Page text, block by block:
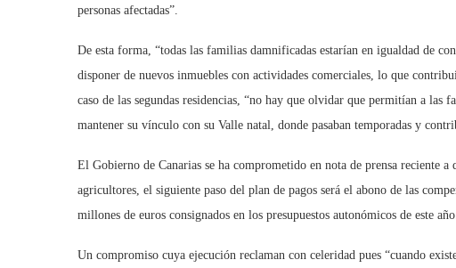
personas afectadas”.
De esta forma, “todas las familias damnificadas estarían en igualdad de
disponer de nuevos inmuebles con actividades comerciales, lo que
caso de las segundas residencias, “no hay que olvidar que permitían a
mantener su vínculo con su Valle natal, donde pasaban temporadas y
El Gobierno de Canarias se ha comprometido en nota de prensa reciente a
agricultores, el siguiente paso del plan de pagos será el abono de las
millones de euros consignados en los presupuestos autonómicos de este año.
Un compromiso cuya ejecución reclaman con celeridad pues “cuando